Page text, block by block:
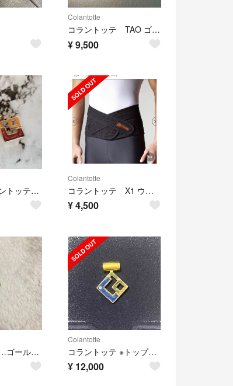
Colantotte
コラントッテ TAO ゴールド AURA
¥9,500
♡専用♡コラントッテ♡最終限定値下げ♡
Colantotte
コラントッテ X1 ウエストベルト
¥4,500
コラントッテ…ゴールド／ブルー
Colantotte
コラントッテ ※トップ部分のみ ※ショーンさん専用
¥ 12,000